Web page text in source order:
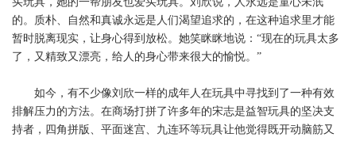
的。质朴、自然和真诚永远是人们渴望追求的，在这种追求里才能
暂时脱离现实，让身心得到放松。她笑眯眯地说：“现在的玩具太多
了，又精致又漂亮，给人的身心带来很大的愉悦。”
如今，有不少像刘欣一样的成年人在玩具中寻找到了一种有效
排解压力的方法。在商场打拼了许多年的宋志是益智玩具的坚决支
持者，四角拼版、平面迷宫、九连环等玩具让他觉得既开动脑筋又